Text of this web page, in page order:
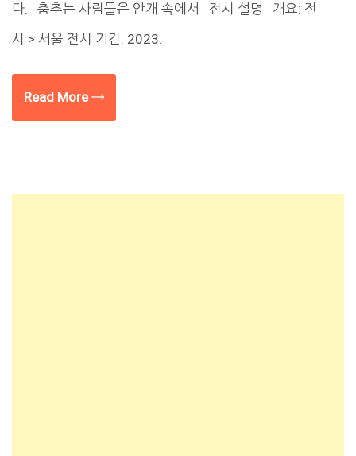
다. 춤추는 사람들은 안개 속에서 전시 설명 개요: 전
시 > 서울 전시 기간: 2023.
Read More →